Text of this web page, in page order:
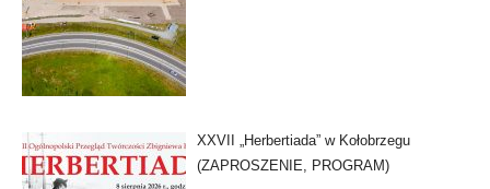
XXVII „Herbertiada” w Kołobrzegu
(ZAPROSZENIE, PROGRAM)